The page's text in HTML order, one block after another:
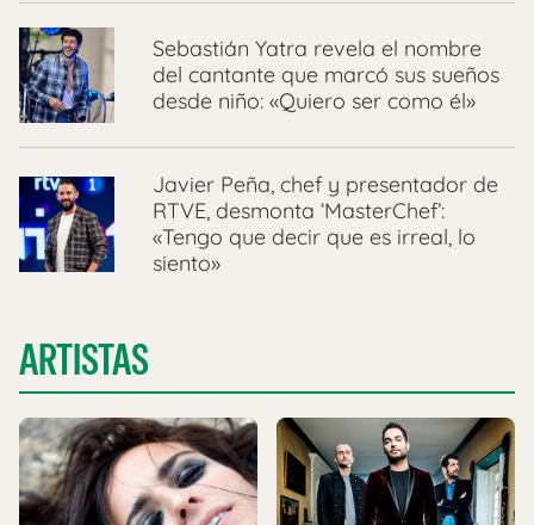
Sebastián Yatra revela el nombre
del cantante que marcó sus sueños
desde niño: «Quiero ser como él»
Javier Peña, chef y presentador de
RTVE, desmonta ‘MasterChef’:
«Tengo que decir que es irreal, lo
siento»
ARTISTAS